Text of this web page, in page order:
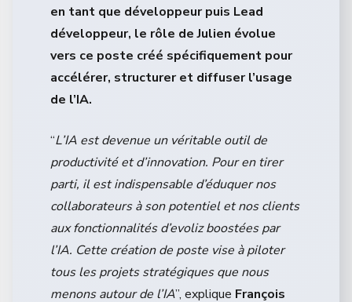
en tant que développeur puis Lead
développeur, le rôle de Julien évolue
vers ce poste créé spécifiquement pour
accélérer, structurer et diffuser l’usage
de l’IA.
“L’IA est devenue un véritable outil de
productivité et d’innovation. Pour en tirer
parti, il est indispensable d’éduquer nos
collaborateurs à son potentiel et nos clients
aux fonctionnalités d’evoliz boostées par
l’IA. Cette création de poste vise à piloter
tous les projets stratégiques que nous
menons autour de l’IA”, explique François